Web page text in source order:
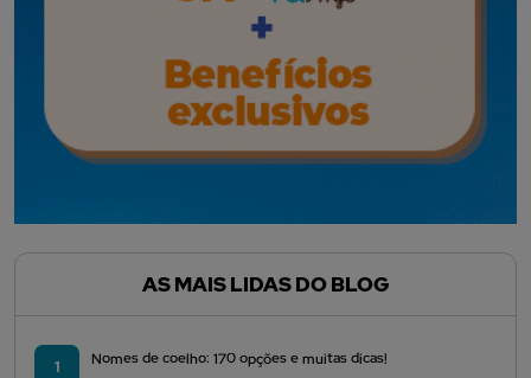
AS MAIS LIDAS DO BLOG
1 Nomes de coelho: 170 opções e muitas dicas!